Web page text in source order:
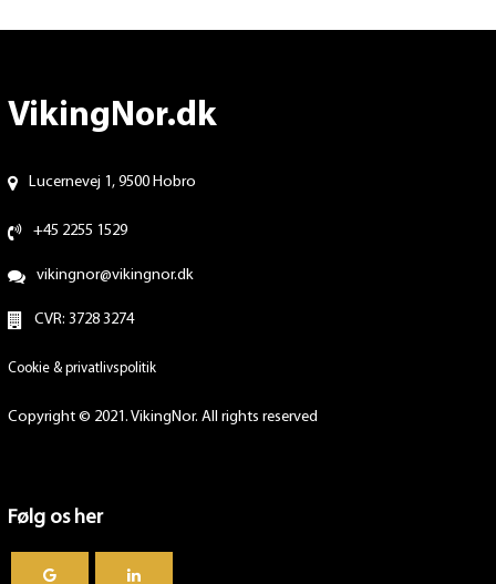
VikingNor.dk
Lucernevej 1, 9500 Hobro
+45 2255 1529
vikingnor@vikingnor.dk
CVR: 3728 3274
Cookie & privatlivspolitik
Copyright © 2021. VikingNor. All rights reserved
Følg os her